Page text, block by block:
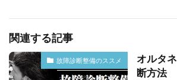
関連する記事
故障診断整備のススメ
オルタ
断方法